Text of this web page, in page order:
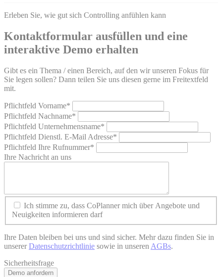
Erleben Sie, wie gut sich Controlling anfühlen kann
Kontaktformular ausfüllen und eine
interaktive Demo erhalten
Gibt es ein Thema / einen Bereich, auf den wir unseren Fokus für
Sie legen sollen? Dann teilen Sie uns diesen gerne im Freitextfeld
mit.
Pflichtfeld Vorname*
Pflichtfeld Nachname*
Pflichtfeld Unternehmensname*
Pflichtfeld Dienstl. E-Mail Adresse*
Pflichtfeld Ihre Rufnummer*
Ihre Nachricht an uns
Ich stimme zu, dass CoPlanner mich über Angebote und
Neuigkeiten informieren darf
Ihre Daten bleiben bei uns und sind sicher. Mehr dazu finden Sie in
unsererDatenschutzrichtlinie sowie in unseren AGBs.
Sicherheitsfrage
Demo anfordern